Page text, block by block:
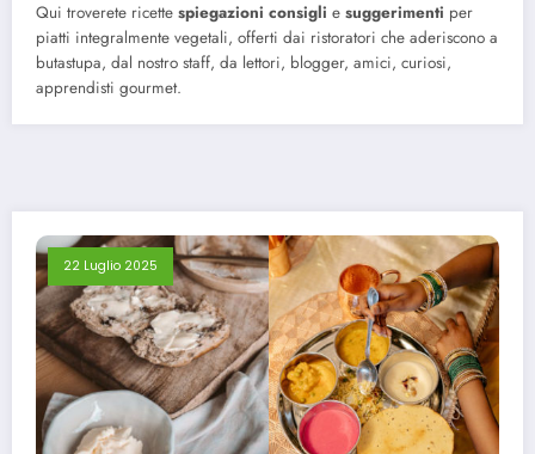
Qui troverete ricette spiegazioni consigli e suggerimenti per
piatti integralmente vegetali, offerti dai ristoratori che aderiscono a
butastupa, dal nostro staff, da lettori, blogger, amici, curiosi,
apprendisti gourmet.
22 Luglio 2025